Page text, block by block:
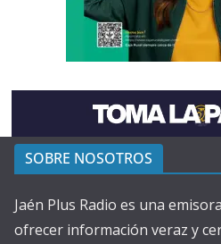
SOBRE NOSOTROS
Jaén Plus Radio es una
ofrecer información veraz y